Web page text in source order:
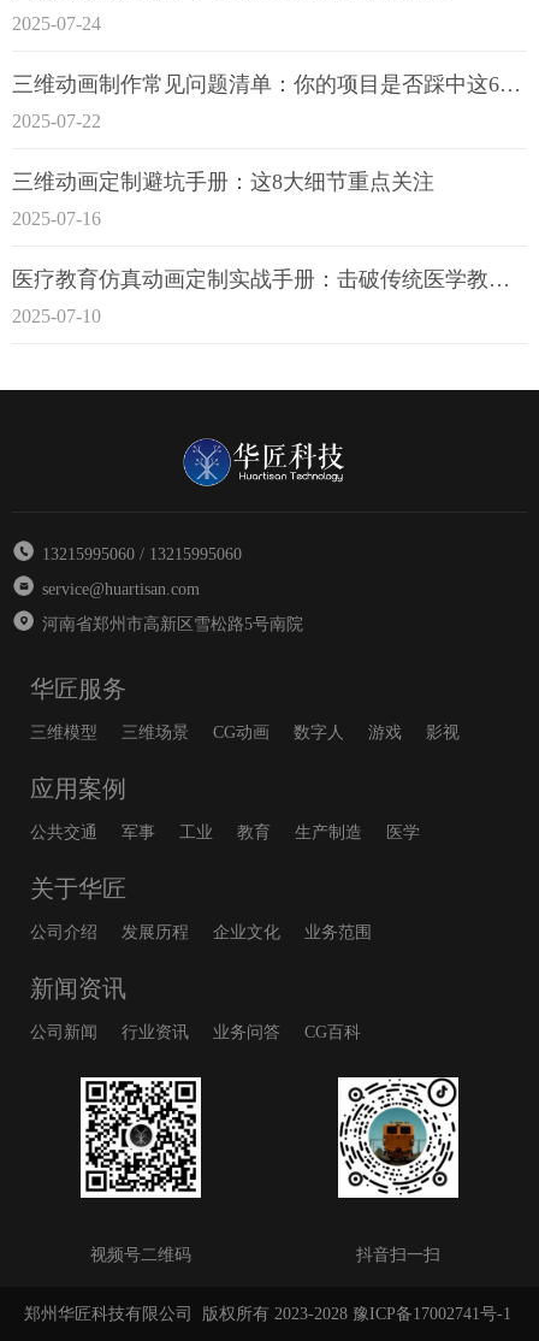
2025-07-24
三维动画制作常见问题清单：你的项目是否踩中这6大技术雷区？
2025-07-22
三维动画定制避坑手册：这8大细节重点关注
2025-07-16
医疗教育仿真动画定制实战手册：击破传统医学教育7大痛点
2025-07-10
13215995060 / 13215995060
service@huartisan.com
河南省郑州市高新区雪松路5号南院
华匠服务
三维模型 三维场景 CG动画 数字人 游戏 影视
应用案例
公共交通 军事 工业 教育 生产制造 医学
关于华匠
公司介绍 发展历程 企业文化 业务范围
新闻资讯
公司新闻 行业资讯 业务问答 CG百科
视频号二维码 抖音扫一扫
郑州华匠科技有限公司 版权所有 2023-2028 豫ICP备17002741号-1